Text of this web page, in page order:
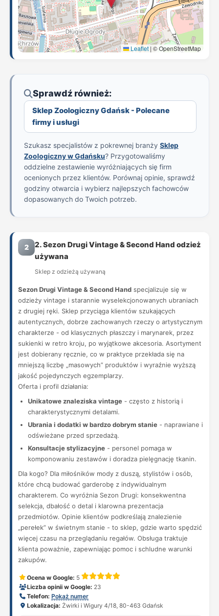
Leaflet | © OpenStreetMap
Sprawdź również:
Sklep Zoologiczny Gdańsk - Polecane
firmy i usługi
Szukasz specjalistów z pokrewnej branży Sklep
Zoologiczny w Gdańsku? Przygotowaliśmy
oddzielne zestawienie wyróżniających się firm
ocenionych przez klientów. Porównaj opinie, sprawdź
godziny otwarcia i wybierz najlepszych fachowców
dopasowanych do Twoich potrzeb.
2
2. Sezon Drugi Vintage & Second Hand odzież
używana
Sklep z odzieżą używaną
Sezon Drugi Vintage & Second Hand specjalizuje się w
odzieży vintage i starannie wyselekcjonowanych ubraniach
z drugiej ręki. Sklep przyciąga klientów szukających
autentycznych, dobrze zachowanych rzeczy o artystycznym
charakterze - od klasycznych płaszczy i marynarek, przez
sukienki w retro kroju, po wyjątkowe akcesoria. Asortyment
jest dobierany ręcznie, co w praktyce przekłada się na
mniejszą liczbę „masowych” produktów i wyraźnie wyższą
jakość pojedynczych egzemplarzy.
Oferta i profil działania:
Unikatowe znaleziska vintage - często z historią i
charakterystycznymi detalami.
Ubrania i dodatki w bardzo dobrym stanie - naprawiane i
odświeżane przed sprzedażą.
Konsultacje stylizacyjne - personel pomaga w
komponowaniu zestawów i doradza pielęgnację tkanin.
Dla kogo? Dla miłośników mody z duszą, stylistów i osób,
które chcą budować garderobę z indywidualnym
charakterem. Co wyróżnia Sezon Drugi: konsekwentna
selekcja, dbałość o detal i klarowna prezentacja
przedmiotów. Opinie klientów podkreślają znalezienie
„perełek” w świetnym stanie - to sklep, gdzie warto spędzić
więcej czasu na przeglądaniu regałów. Obsługa traktuje
klienta poważnie, zapewniając pomoc i schludne warunki
zakupów.
Ocena w Google: 5
Liczba opinii w Google: 23
Telefon: Pokaż numer
Lokalizacja: Żwirki i Wigury 4/18, 80-463 Gdańsk